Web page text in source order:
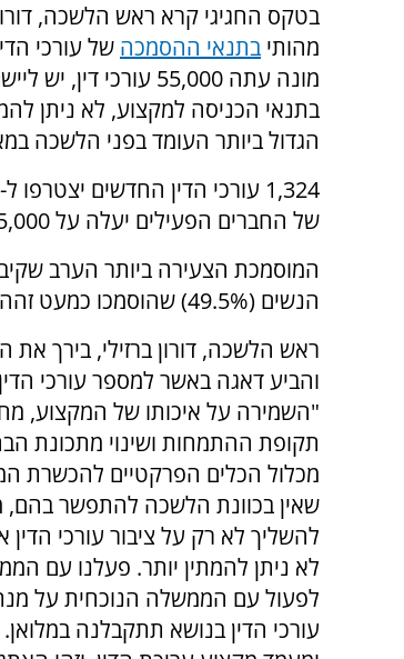
בטקס החגיגי קרא ראש הלשכה, דורון
מהותי בתנאי ההסמכה של עורכי
מונה עתה 55,000 עורכי
בתנאי הכניסה למקצוע, לא ניתן
הגדול ביותר העומד בפני הלשכה
של החברים הפעילים יעלה על 55,000 עורכי דין.
הנשים (49.5%) שהוסמכו כמעט זהה לשיעור הגברים (50.5%).
ראש הלשכה, דורון ברזילי, בירך
והביע דאגה באשר למספר עורכי
"השמירה על איכותו של המקצוע,
תקופת ההתמחות ושינוי מתכונת
מכלול הכלים הפרקטיים להכשרת
שאין בכוונת הלשכה להתפשר בהם,
להשליך לא רק על ציבור עורכי הדין
לא ניתן להמתין יותר. פעלנו עם
לפעול עם הממשלה הנוכחית על
עורכי הדין בנושא תתקבלנה